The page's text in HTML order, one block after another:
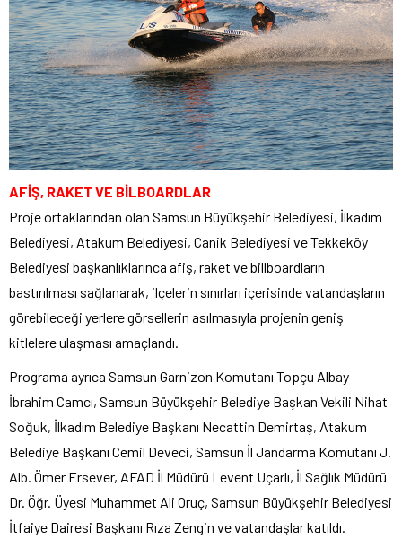
AFİŞ, RAKET VE BİLBOARDLAR
Proje ortaklarından olan Samsun Büyükşehir Belediyesi, İlkadım
Belediyesi, Atakum Belediyesi, Canik Belediyesi ve Tekkeköy
Belediyesi başkanlıklarınca afiş, raket ve billboardların
bastırılması sağlanarak, ilçelerin sınırları içerisinde vatandaşların
görebileceği yerlere görsellerin asılmasıyla projenin geniş
kitlelere ulaşması amaçlandı.
Programa ayrıca Samsun Garnizon Komutanı Topçu Albay
İbrahim Camcı, Samsun Büyükşehir Belediye Başkan Vekili Nihat
Soğuk, İlkadım Belediye Başkanı Necattin Demirtaş, Atakum
Belediye Başkanı Cemil Deveci, Samsun İl Jandarma Komutanı J.
Alb. Ömer Ersever, AFAD İl Müdürü Levent Uçarlı, İl Sağlık Müdürü
Dr. Öğr. Üyesi Muhammet Ali Oruç, Samsun Büyükşehir Belediyesi
İtfaiye Dairesi Başkanı Rıza Zengin ve vatandaşlar katıldı.